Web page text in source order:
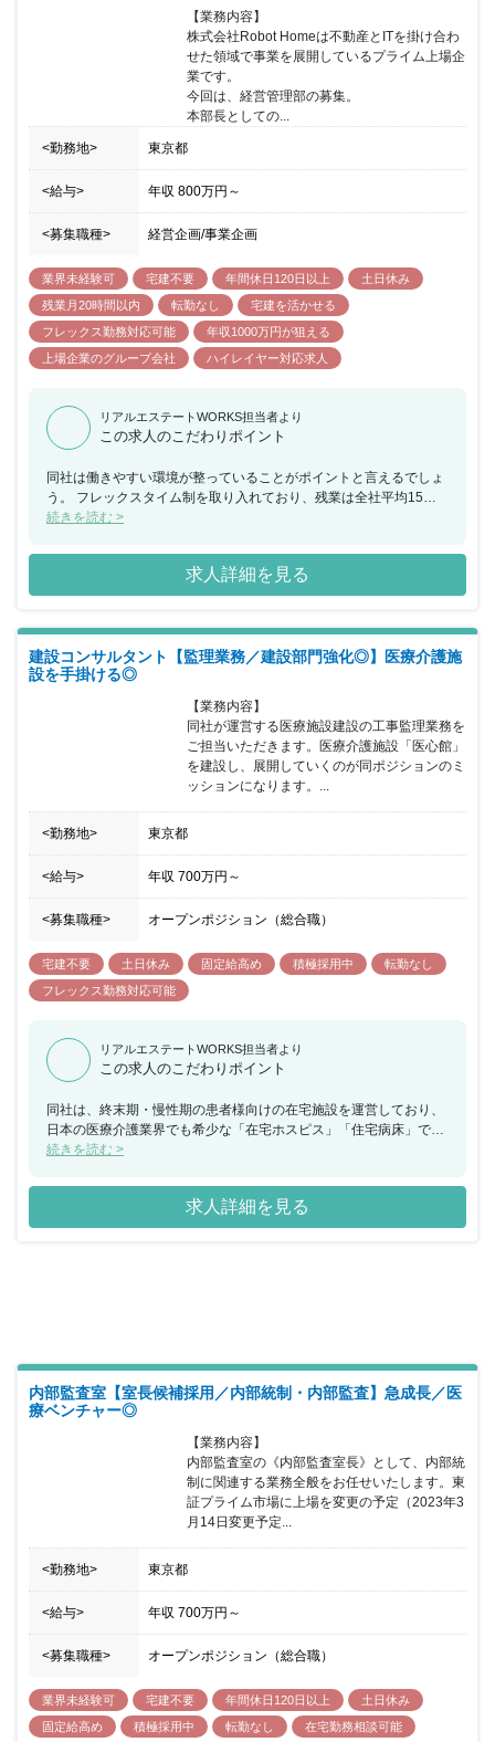
【業務内容】
株式会社Robot Homeは不動産とITを掛け合わ
せた領域で事業を展開しているプライム上場企
業です。
今回は、経営管理部の募集。
本部長としての...
<勤務地> 東京都
<給与> 年収 800万円 ～
<募集職種> 経営企画/事業企画
業界未経験可 宅建不要 年間休日120日以上
土日休み
残業月20時間以内
転勤なし
宅建を活かせる
フレックス勤務対応可能
年収1000万円が狙える
上場企業のグループ会社
ハイレイヤー対応求人
リアルエステートWORKS担当者より
この求人のこだわりポイント
同社は働きやすい環境が整っていることがポイントと言えるでしょ
う。 フレックスタイム制を取り入れており、残業は全社平均15時
間未満、さらに年間休日は124日あります。 管理職と言えど仕事漬
収は800〜1200万円と、これまでの経験に見合った高待遇。 安定企
業に腰を据え、活躍してください。
続きを読む >
求人詳細を見る
建設コンサルタント【監理業務／建設部門強化◎】医療介護施
設を手掛ける◎
【業務内容】
同社が運営する医療施設建設の工事監理業務を
ご担当いただきます。医療介護施設「医心館」
を建設し、展開していくのが同ポジションのミ
ッションになります。...
<勤務地> 東京都
<給与> 年収 700万円 ～
<募集職種> オープンポジション（総合職）
宅建不要 土日休み 固定給高め 積極採用中
転勤なし
フレックス勤務対応可能
リアルエステートWORKS担当者より
この求人のこだわりポイント
同社は、終末期・慢性期の患者様向けの在宅施設を運営しており、
日本の医療介護業界でも希少な「在宅ホスピス」「住宅病床」であ
る、医療特化型の介護事業所を運営する医療ベンチャー企業になり
施設まで展開する予定です。医療ニーズが高い方の受け入れ施設の
需要は高まってきており、同社の事業は右肩上がりの成長を遂げて
います。 同ポジションでは医療・福祉業界での経験は一切問わず、
続きを読む >
求人詳細を見る
内部監査室【室長候補採用／内部統制・内部監査】急成長／医
療ベンチャー◎
【業務内容】
内部監査室の《内部監査室長》として、内部統
制に関連する業務全般をお任せいたします。東
証プライム市場に上場を変更の予定（2023年3
月14日変更予定...
<勤務地> 東京都
<給与> 年収 700万円 ～
<募集職種> オープンポジション（総合職）
業界未経験可 宅建不要 年間休日120日以上
土日休み
固定給高め
積極採用中 転勤なし
在宅勤務相談可能